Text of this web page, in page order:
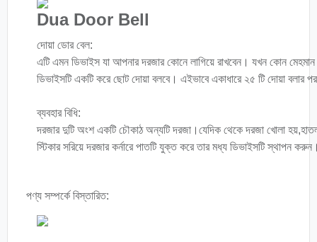
Dua Door Bell
দোয়া ডোর বেল:
এটি এমন ডিভাইস যা আপনার দরজার কোনে লাগিয়ে রাখবেন। যখন কোন
ডিভাইসটি একটি করে ছোট দোয়া বলবে। এইভাবে একাধারে ২৫ টি দোয়া বলার
ব্যবহার বিধি:
দরজার দুটি অংশ একটি চৌকাঠ অন্যটি দরজা।যেদিক থেকে দরজা খোলা
স্টিকার সরিয়ে দরজার কর্নারে পাতটি যুক্ত করে তার মধ্য ডিভাইসটি স্থাপন
পণ্য সম্পর্কে বিস্তারিত: